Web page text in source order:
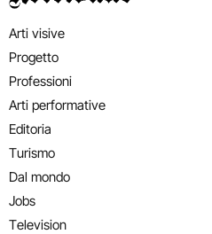
Arti visive
Progetto
Professioni
Arti performative
Editoria
Turismo
Dal mondo
Jobs
Television